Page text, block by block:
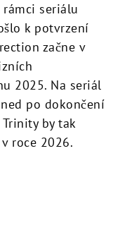
seriálu
k potvrzení
začne v
2025. Na seriál
po dokončení
by tak
roce 2026.